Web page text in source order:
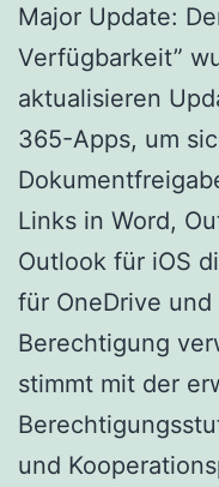
Major Update:
Verfügbarkeit”
aktualisieren
365-Apps, um
Links in Word,
Outlook für iOS
für OneDrive
Berechtigung
stimmt mit der
und